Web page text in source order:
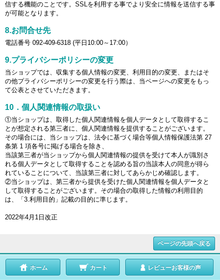
信する機能のことです。SSLを利用する事でより安全に情報を送信する事
が可能となります。
8.お問合せ先
電話番号 092-409-6318 (平日10:00～17:00）
9.プライバシーポリシーの変更
当ショップでは、収集する個人情報の変更、利用目的の変更、またはそ
の他プライバシーポリシーの変更を行う際は、当ページへの変更をもっ
て公表とさせていただきます。
10．個人関連情報の取扱い
①当ショップは、取得した個人関連情報を個人データとして取得するこ
とが想定される第三者に、個人関連情報を提供することがございます。
その場合には、当ショップは、法令に基づく場合等個人情報保護法第 27
条第 1 項各号に掲げる場合を除き、
当該第三者が当ショップから個人関連情報の提供を受けて本人が識別さ
れる個人データとして取得することを認める旨の当該本人の同意が得ら
れていることについて、当該第三者に対してあらかじめ確認します。
②当ショップは、第三者から提供を受けた個人関連情報を個人データと
して取得することがございます。その場合の取得した情報の利用目的
は、「3.利用目的」記載の目的に準じます。
2022年4月1日改正
ページの先頭へ戻る
ホーム カート レビューお客様の声